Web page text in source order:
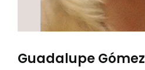
Guadalupe Gómez